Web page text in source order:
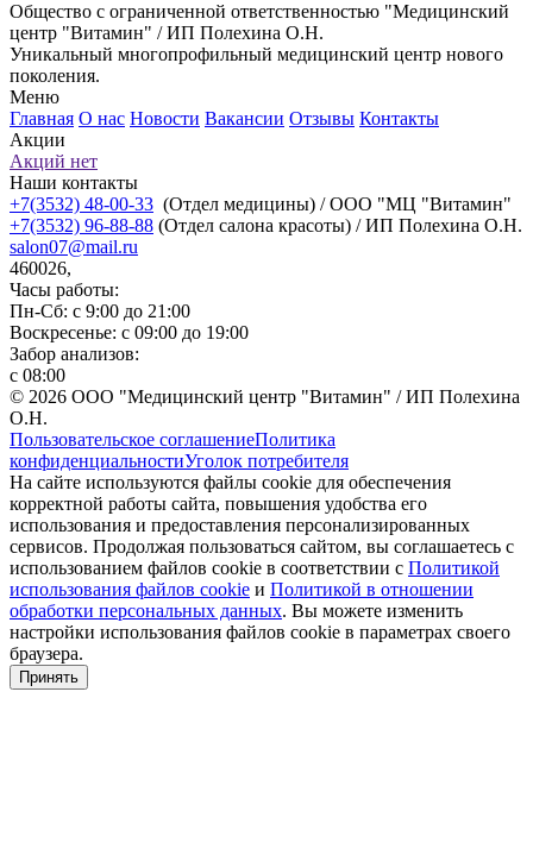
Общество с ограниченной ответственностью "Медицинский
центр "Витамин" / ИП Полехина О.Н.
Уникальный многопрофильный медицинский центр нового
поколения.
Меню
Главная О нас Новости Вакансии Отзывы Контакты
Акции
Акций нет
Наши контакты
+7(3532) 48-00-33 (Отдел медицины) / ООО "МЦ "Витамин"
+7(3532) 96-88-88 (Отдел салона красоты) / ИП Полехина О.Н.
salon07@mail.ru
460026,
Часы работы:
Пн-Сб: с 9:00 до 21:00
Воскресенье: с 09:00 до 19:00
Забор анализов:
с 08:00
© 2026 ООО "Медицинский центр "Витамин" / ИП Полехина
О.Н.
Пользовательское соглашениеПолитика
конфиденциальностиУголок потребителя
На сайте используются файлы cookie для обеспечения
корректной работы сайта, повышения удобства его
использования и предоставления персонализированных
сервисов. Продолжая пользоваться сайтом, вы соглашаетесь с
использованием файлов cookie в соответствии с Политикой
использования файлов cookie и Политикой в отношении
обработки персональных данных. Вы можете изменить
настройки использования файлов cookie в параметрах своего
браузера.
Принять